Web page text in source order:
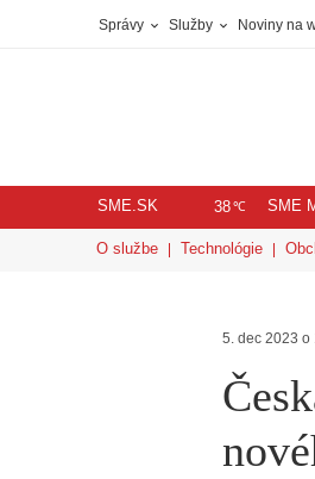
Správy Služby Noviny na
SME.SK 38℃ SME
O službe Technológie
5. dec 2023 o